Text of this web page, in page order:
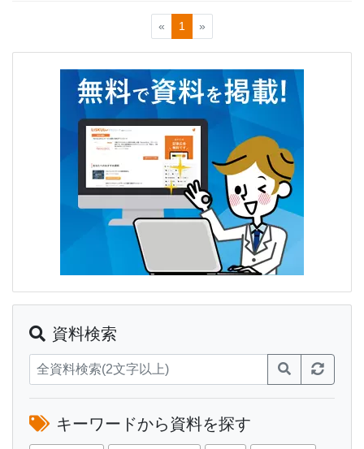
« 1 »
資料検索
キーワードから資料を探す